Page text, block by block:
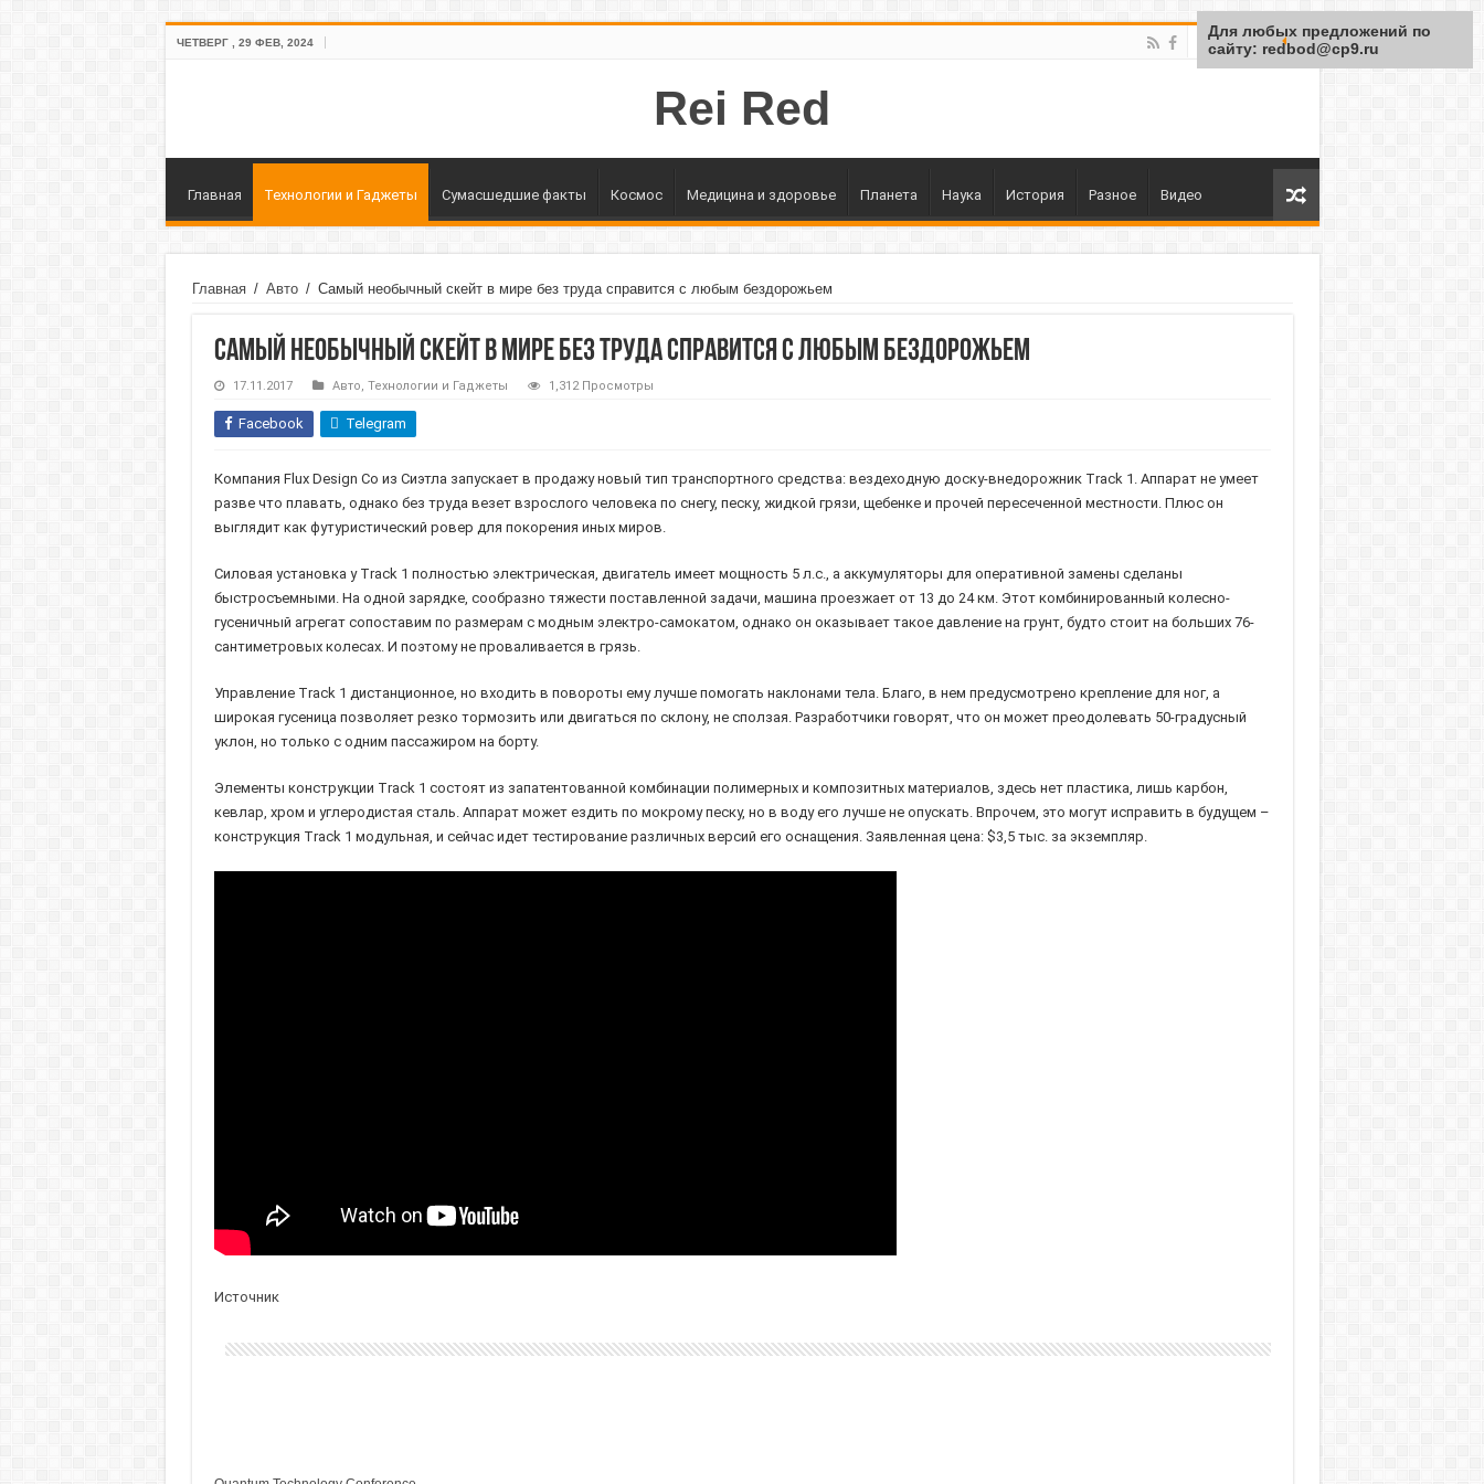
ЧЕТВЕРГ , 29 ФЕВ, 2024
Rei Red
Главная Технологии и Гаджеты Сумасшедшие факты Космос Медицина и здоровье Планета Наука История Разное Видео
Главная / Авто / Самый необычный скейт в мире без труда справится с любым бездорожьем
Самый необычный скейт в мире без труда справится с любым бездорожьем
17.11.2017 Авто, Технологии и Гаджеты 1,312 Просмотры
Facebook Telegram
Компания Flux Design Co из Сиэтла запускает в продажу новый тип транспортного средства: вездеходную доску-внедорожник Track 1. Аппарат не умеет
разве что плавать, однако без труда везет взрослого человека по снегу, песку, жидкой грязи, щебенке и прочей пересеченной местности. Плюс он
выглядит как футуристический ровер для покорения иных миров.
Силовая установка у Track 1 полностью электрическая, двигатель имеет мощность 5 л.с., а аккумуляторы для оперативной замены сделаны
быстросъемными. На одной зарядке, сообразно тяжести поставленной задачи, машина проезжает от 13 до 24 км. Этот комбинированный колесно-
гусеничный агрегат сопоставим по размерам с модным электро-самокатом, однако он оказывает такое давление на грунт, будто стоит на больших 76-
сантиметровых колесах. И поэтому не проваливается в грязь.
Управление Track 1 дистанционное, но входить в повороты ему лучше помогать наклонами тела. Благо, в нем предусмотрено крепление для ног, а
широкая гусеница позволяет резко тормозить или двигаться по склону, не сползая. Разработчики говорят, что он может преодолевать 50-градусный
уклон, но только с одним пассажиром на борту.
Элементы конструкции Track 1 состоят из запатентованной комбинации полимерных и композитных материалов, здесь нет пластика, лишь карбон,
кевлар, хром и углеродистая сталь. Аппарат может ездить по мокрому песку, но в воду его лучше не опускать. Впрочем, это могут исправить в будущем –
конструкция Track 1 модульная, и сейчас идет тестирование различных версий его оснащения. Заявленная цена: $3,5 тыс. за экземпляр.
Источник
Для любых предложений по
сайту: redbod@cp9.ru